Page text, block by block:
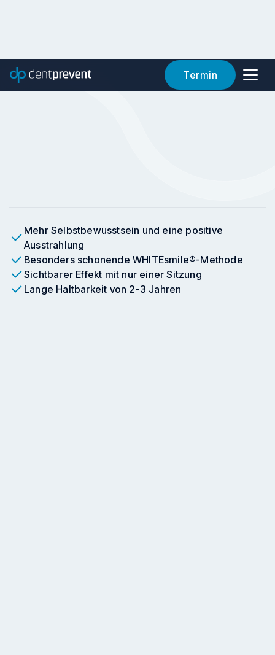
Termin
Mehr Selbstbewusstsein und eine positive
Ausstrahlung
Besonders schonende WHITEsmile®-Methode
Sichtbarer Effekt mit nur einer Sitzung
Lange Haltbarkeit von 2-3 Jahren